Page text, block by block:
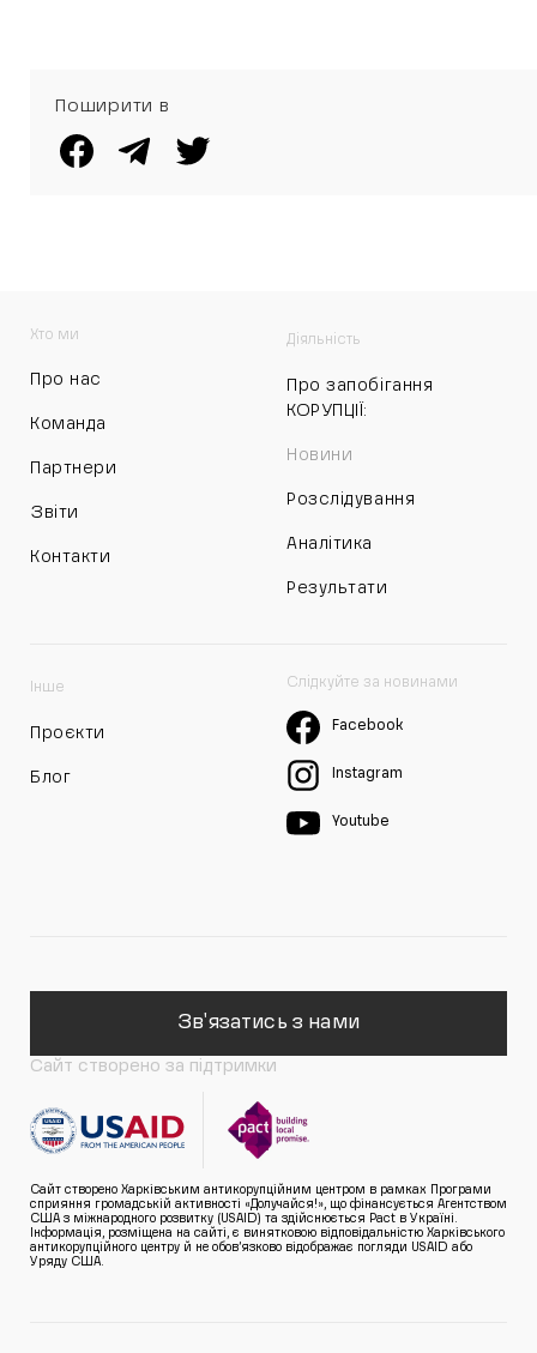
Поширити в
Хто ми
Про нас
Команда
Партнери
Звіти
Контакти
Діяльність
Про запобігання
КОРУПЦІЇ:
Новини
Розслідування
Аналітика
Результати
Інше
Проєкти
Блог
Слідкуйте за новинами
Facebook
Instagram
Youtube
Зв'язатись з нами
Сайт створено за підтримки
Сайт створено Харківським антикорупційним центром в рамках Програми
сприяння громадській активності «Долучайся!», що фінансується Агентством
США з міжнародного розвитку (USAID) та здійснюється Pact в Україні.
Інформація, розміщена на сайті, є винятковою відповідальністю Харківського
антикорупційного центру й не обов’язково відображає погляди USAID або
Уряду США.